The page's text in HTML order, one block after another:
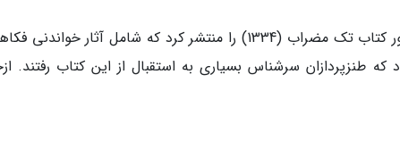
البته یک دهه قبل از انتشار بوسه های گمشده، فکور کتاب تک مضراب (1334) را منتشر کرد که شامل آثار
سرشناس بسیاری به استقبال از این کتاب رفتند.